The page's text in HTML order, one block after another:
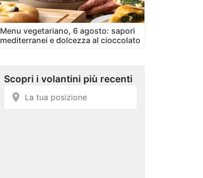
Menu vegetariano, 6 agosto: sapori
mediterranei e dolcezza al cioccolato